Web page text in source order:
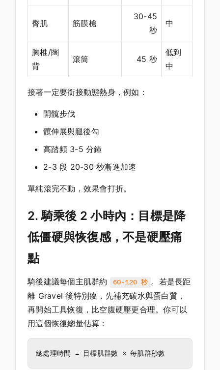
臀肌 筋膜槍
30-45
秒
中
胸椎/闊
背
滾筒 45 秒
低到
中
接著一定要銜接動態熱身，例如：
開髖步伐
髖伸展與腿後勾
高踏頻 3-5 分鐘
2-3 段 20-30 秒漸進加速
單純滾完不動，效果會打折。
2. 騎乘後 2 小時內：目標是降
低僵硬與恢復感，不是硬壓痛
點
騎後建議每個主肌群約 60-120 秒 。若是長距
離 Gravel 後特別痠，先補充碳水與蛋白質，
再開始工具恢復，比空腹硬壓更合理。你可以
用這個恢復總量估算：